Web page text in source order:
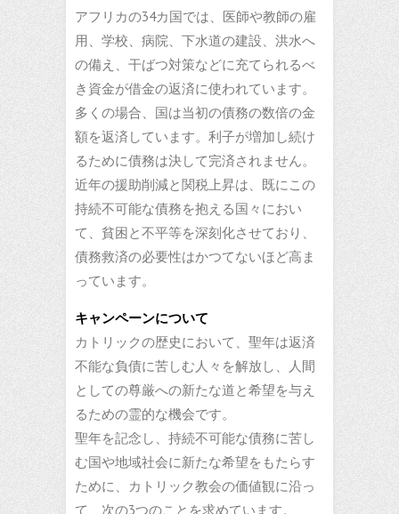
アフリカの34カ国では、医師や教師の雇
用、学校、病院、下水道の建設、洪水へ
の備え、干ばつ対策などに充てられるべ
き資金が借金の返済に使われています。
多くの場合、国は当初の債務の数倍の金
額を返済しています。利子が増加し続け
るために債務は決して完済されません。
近年の援助削減と関税上昇は、既にこの
持続不可能な債務を抱える国々におい
て、貧困と不平等を深刻化させており、
債務救済の必要性はかつてないほど高ま
っています。
キャンペーンについて
カトリックの歴史において、聖年は返済
不能な負債に苦しむ人々を解放し、人間
としての尊厳への新たな道と希望を与え
るための霊的な機会です。
聖年を記念し、持続不可能な債務に苦し
む国や地域社会に新たな希望をもたらす
ために、カトリック教会の価値観に沿っ
て、次の3つのことを求めています。